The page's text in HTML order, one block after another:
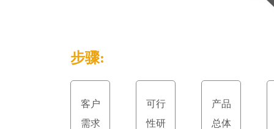
步骤:
客户
需求
可行
性研
产品
总体